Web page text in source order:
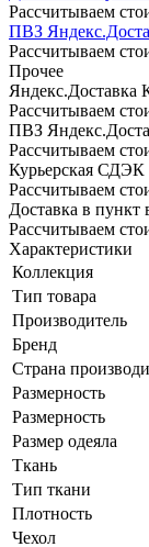
Рассчитываем
ПВЗ
Рассчитываем
Прочее
Яндекс.Доставка
Рассчитываем
ПВЗ
Рассчитываем
Курьерская СДЭК
Рассчитываем
Доставка в
Рассчитываем
Характеристики
Коллекция
Тип товара
Производитель
Бренд
Страна
Размерность
Размерность
Размер одеяла
Ткань
Тип ткани
Плотность
Чехол